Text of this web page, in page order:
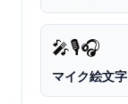
🎤🎙️🎧
マイク絵文字